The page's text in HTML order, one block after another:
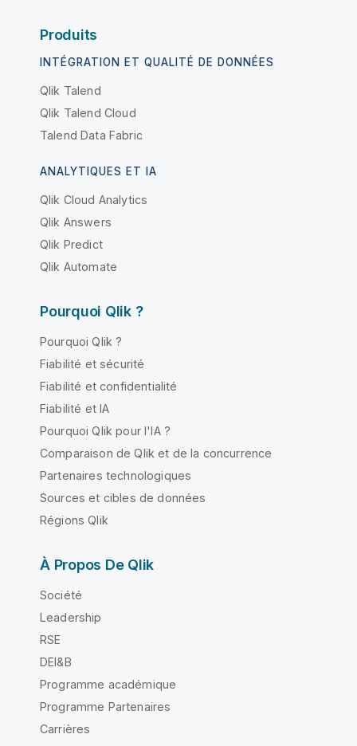
Produits
INTÉGRATION ET QUALITÉ DE DONNÉES
Qlik Talend
Qlik Talend Cloud
Talend Data Fabric
ANALYTIQUES ET IA
Qlik Cloud Analytics
Qlik Answers
Qlik Predict
Qlik Automate
Pourquoi Qlik ?
Pourquoi Qlik ?
Fiabilité et sécurité
Fiabilité et confidentialité
Fiabilité et IA
Pourquoi Qlik pour l'IA ?
Comparaison de Qlik et de la concurrence
Partenaires technologiques
Sources et cibles de données
Régions Qlik
À Propos De Qlik
Société
Leadership
RSE
DEI&B
Programme académique
Programme Partenaires
Carrières